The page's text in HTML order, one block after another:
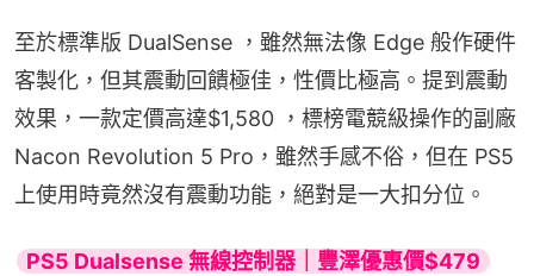
至於標準版 DualSense ，雖然無法像 Edge 般作硬件
客製化，但其震動回饋極佳，性價比極高。提到震動
效果，一款定價高達$1,580 ，標榜電競級操作的副廠
Nacon Revolution 5 Pro，雖然手感不俗，但在 PS5
上使用時竟然沒有震動功能，絕對是一大扣分位。
PS5 Dualsense 無線控制器｜豐澤優惠價$479